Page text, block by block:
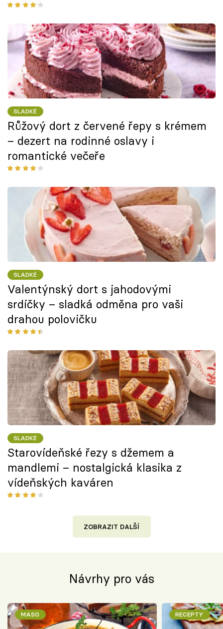
SLADKÉ
Růžový dort z červené řepy s krémem
– dezert na rodinné oslavy i
romantické večeře
SLADKÉ
Valentýnský dort s jahodovými
srdíčky – sladká odměna pro vaši
drahou polovičku
SLADKÉ
Starovídeňské řezy s džemem a
mandlemi – nostalgická klasika z
vídeňských kaváren
ZOBRAZIT DALŠÍ
Návrhy pro vás
MASO RECEPTY